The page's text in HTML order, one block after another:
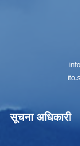
सूचना अधिकारी